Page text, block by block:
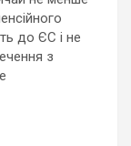
до ЄС і не
з